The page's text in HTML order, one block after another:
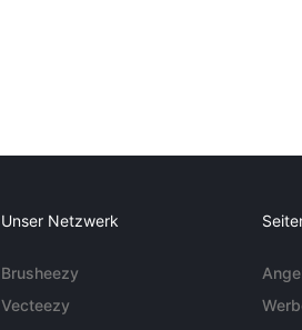
Unser Netzwerk
Brusheezy
Vecteezy